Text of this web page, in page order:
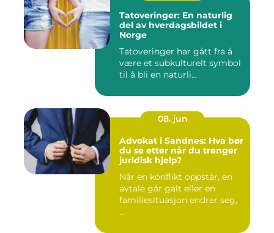
Tatoveringer: En naturlig
del av hverdagsbildet i
Norge
Tatoveringer har gått fra å
være et subkulturelt symbol
til å bli en naturli...
08. jun
Advokat i Sandnes: Hva bør
du se etter når du trenger
juridisk hjelp?
Når en konflikt oppstår, en
avtale går galt eller en
familiesituasjon endrer seg,
...